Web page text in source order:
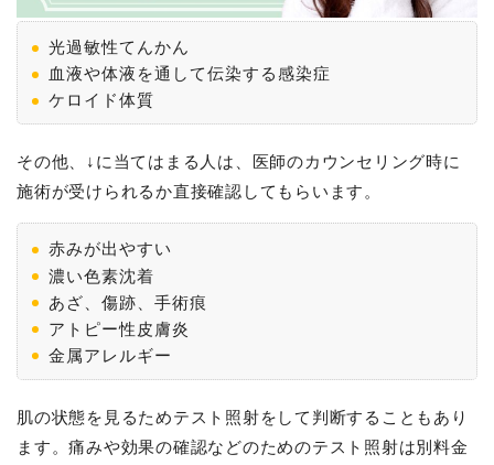
光過敏性てんかん
血液や体液を通して伝染する感染症
ケロイド体質
その他、↓に当てはまる人は、医師のカウンセリング時に
施術が受けられるか直接確認してもらいます。
赤みが出やすい
濃い色素沈着
あざ、傷跡、手術痕
アトピー性皮膚炎
金属アレルギー
肌の状態を見るためテスト照射をして判断することもあり
ます。痛みや効果の確認などのためのテスト照射は別料金